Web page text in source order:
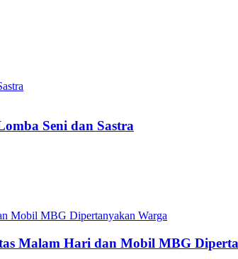
Seni dan Sastra
Malam Hari dan Mobil MBG